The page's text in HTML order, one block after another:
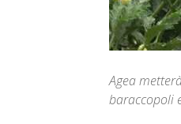
Agea
baraccopoli